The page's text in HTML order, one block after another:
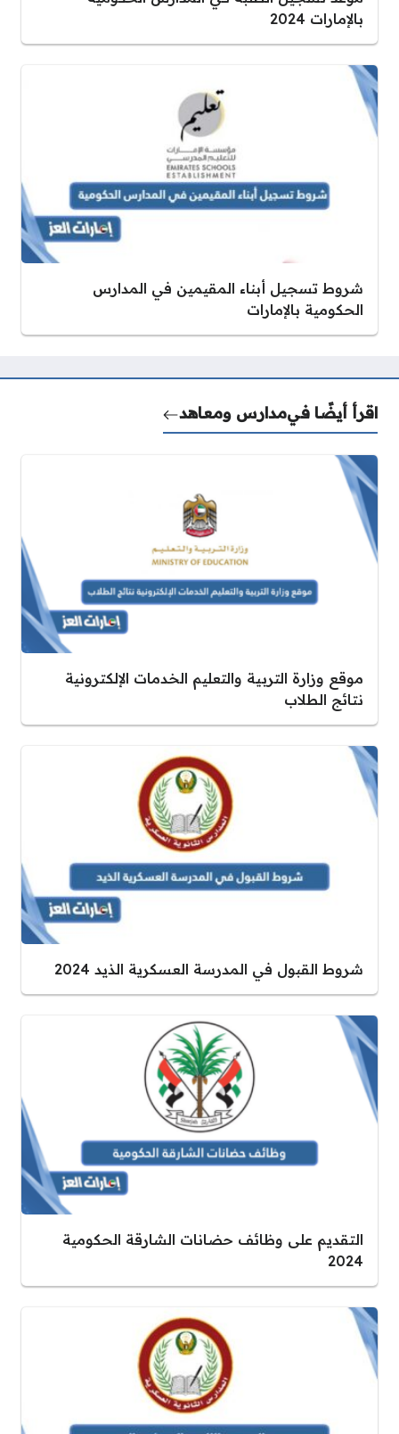
بالإمارات 2024
شروط تسجيل أبناء المقيمين في المدارس
الحكومية بالإمارات
اقرأ أيضًا فيمدارس ومعاهد
موقع وزارة التربية والتعليم الخدمات الإلكترونية
نتائج الطلاب
شروط القبول في المدرسة العسكرية الذيد 2024
التقديم على وظائف حضانات الشارقة الحكومية
2024